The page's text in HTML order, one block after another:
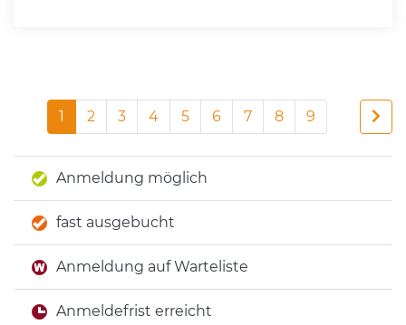
1 2 3 4 5 6 7 8 9
Anmeldung möglich
fast ausgebucht
Anmeldung auf Warteliste
Anmeldefrist erreicht